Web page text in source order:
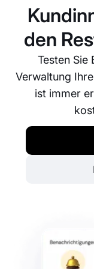
Analytics Ihre
und gezielt
den
Testen Sie
Verwaltung
ist immer